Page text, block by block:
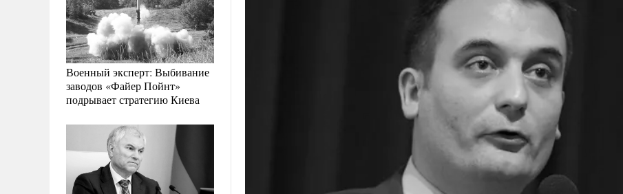
Военный эксперт: Выбивание
заводов «Файер Пойнт»
подрывает стратегию Киева